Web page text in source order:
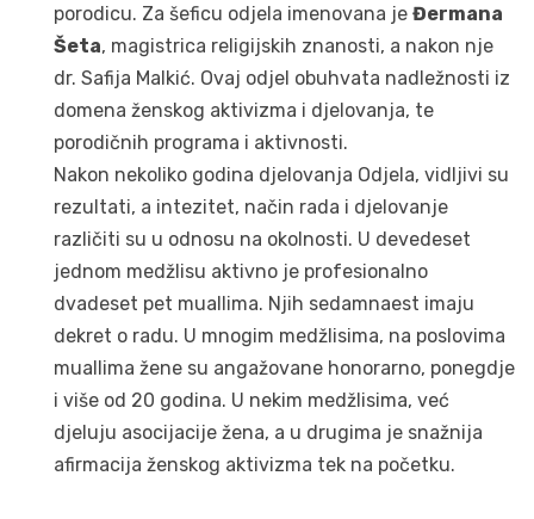
porodicu. Za šeficu odjela imenovana je Đermana
Šeta, magistrica religijskih znanosti, a nakon nje
dr. Safija Malkić. Ovaj odjel obuhvata nadležnosti iz
domena ženskog aktivizma i djelovanja, te
porodičnih programa i aktivnosti.
Nakon nekoliko godina djelovanja Odjela, vidljivi su
rezultati, a intezitet, način rada i djelovanje
različiti su u odnosu na okolnosti. U devedeset
jednom medžlisu aktivno je profesionalno
dvadeset pet muallima. Njih sedamnaest imaju
dekret o radu. U mnogim medžlisima, na poslovima
muallima žene su angažovane honorarno, ponegdje
i više od 20 godina. U nekim medžlisima, već
djeluju asocijacije žena, a u drugima je snažnija
afirmacija ženskog aktivizma tek na početku.